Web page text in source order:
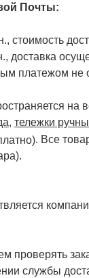
Почты:
стоимость
доставка
платежом не
на
, тележки
. Все
проверять
службы